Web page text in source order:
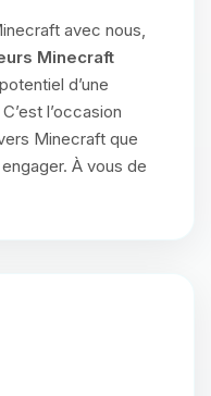
avec nous,
Minecraft
d’une
C’est l’occasion
Minecraft que
À vous de